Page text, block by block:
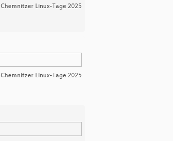
Chemnitzer Linux-Tage 2025
Chemnitzer Linux-Tage 2025